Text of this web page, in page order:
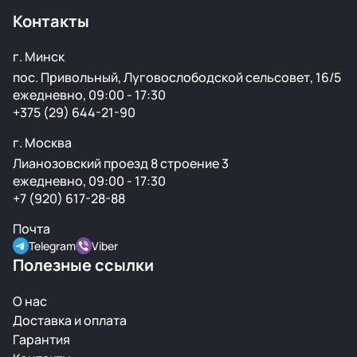
Контакты
г. Минск
пос. Привольный, Луговослободской сельсовет, 16/5
ежедневно, 09:00 - 17:30
+375 (29) 644-21-90
г. Москва
Лианозовский проезд 8 строение 3
ежедневно, 09:00 - 17:30
+7 (920) 617-28-88
Почта
Telegram Viber
Полезные ссылки
О нас
Доставка и оплата
Гарантия